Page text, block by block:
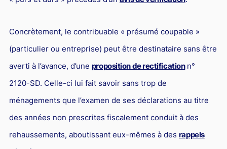
Concrètement, le contribuable « présumé coupable »
(particulier ou entreprise) peut être destinataire sans être
averti à l’avance, d’une proposition de rectificationn°
2120-SD. Celle-ci lui fait savoir sans trop de
ménagements que l’examen de ses déclarations au titre
des années non prescrites fiscalement conduit à des
rehaussements, aboutissant eux-mêmes à des rappels